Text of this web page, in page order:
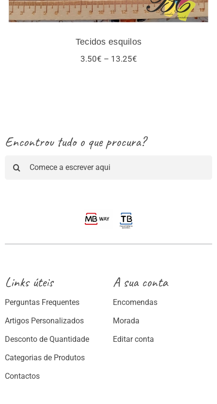
Tecidos esquilos
3.50€ – 13.25€Price
Encontrou tudo o que procura?
Links úteis
Perguntas Frequentes
Artigos Personalizados
Desconto de Quantidade
Categorias de Produtos
Contactos
A sua conta
Encomendas
Morada
Editar conta